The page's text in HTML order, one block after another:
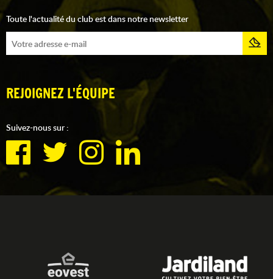
Toute l'actualité du club est dans notre newsletter
REJOIGNEZ L'ÉQUIPE
Suivez-nous sur :